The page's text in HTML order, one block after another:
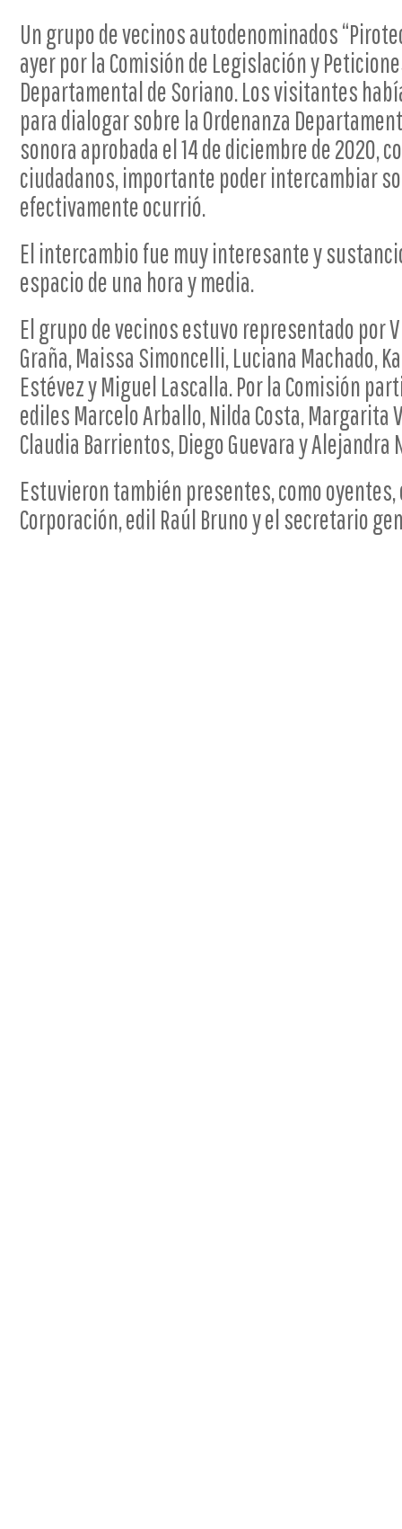
Un grupo de vecinos autodenominados
ayer por la Comisión de Legislación y
Departamental de Soriano. Los visitantes
para dialogar sobre la Ordenanza
sonora aprobada el 14 de diciembre de 2020,
ciudadanos, importante poder intercambiar
efectivamente ocurrió.
El intercambio fue muy interesante y
espacio de una hora y media.
El grupo de vecinos estuvo representado por
Graña, Maissa Simoncelli, Luciana Machado,
Estévez y Miguel Lascalla. Por la Comisión
ediles Marcelo Arballo, Nilda Costa, Margarita
Claudia Barrientos, Diego Guevara y Alejandra
Estuvieron también presentes, como
Corporación, edil Raúl Bruno y el secretario